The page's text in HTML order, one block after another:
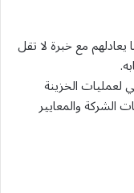
يعادلهم مع خبرة لا تقل
لعمليات الخزينة
الشركة والمعايير